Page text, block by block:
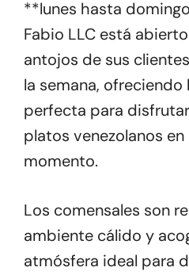
**lunes hasta
Fabio LLC está
antojos de sus
la semana,
perfecta para
platos venezolanos
momento.
Los comensales son
ambiente cálido y
atmósfera ideal para